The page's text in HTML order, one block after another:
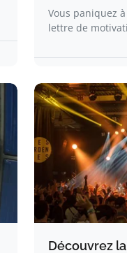
Vous paniquez
lettre de
Découvrez